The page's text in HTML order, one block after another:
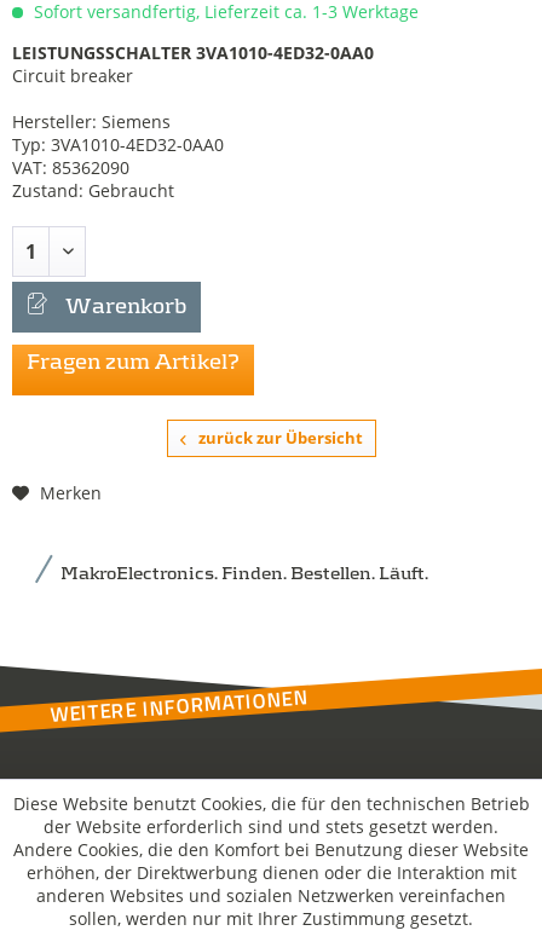
Sofort versandfertig, Lieferzeit ca. 1-3 Werktage
LEISTUNGSSCHALTER 3VA1010-4ED32-0AA0
Circuit breaker
Hersteller: Siemens
Typ: 3VA1010-4ED32-0AA0
VAT: 85362090
Zustand: Gebraucht
Warenkorb
Fragen zum Artikel?
zurück zur Übersicht
Merken
MakroElectronics. Finden. Bestellen. Läuft.
WEITERE INFORMATIONEN
Kontakt
MakroSolutions
Diese Website benutzt Cookies, die für den technischen Betrieb
der Website erforderlich sind und stets gesetzt werden.
Andere Cookies, die den Komfort bei Benutzung dieser Website
erhöhen, der Direktwerbung dienen oder die Interaktion mit
anderen Websites und sozialen Netzwerken vereinfachen
sollen, werden nur mit Ihrer Zustimmung gesetzt.